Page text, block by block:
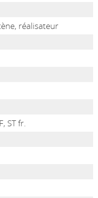
réalisateur
ST fr.